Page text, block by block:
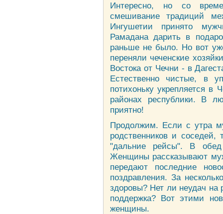
Интересно, но со
смешивание традиций
Ингушетии принято
Рамадана дарить в
раньше не было. Но вот
переняли чеченские
Востока от Чечни - в
Естественно чистые, в
потихоньку укрепляется в
районах республики. В
приятно!
Продолжим. Если с утра
родственников и
"дальние рейсы". В
Женщины рассказывают
передают последние
поздравления. За
здоровы? Нет ли неудач на
поддержка? Вот этими
женщины.